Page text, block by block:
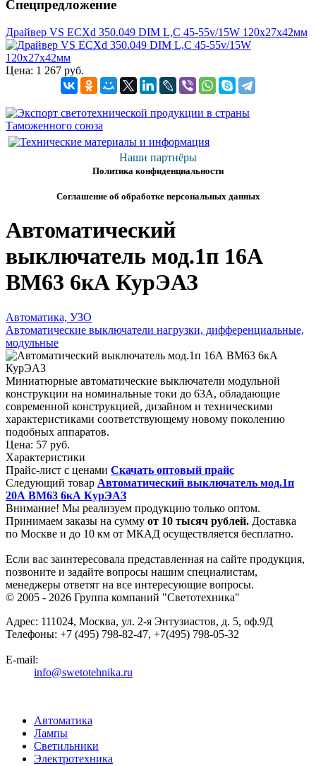
Спецпредложение
Драйвер VS ECXd 350.049 DIM L,C 45-55v/15W 120x27x42мм
Цена: 1 267 руб.
Наши партнёры
Политика конфиденциальности
Соглашение об обработке персональных данных
Автоматический
выключатель мод.1п 16А
ВМ63 6кА КурЭАЗ
Автоматика, УЗО
Автоматические выключатели нагрузки, дифференциальные,
модульные
Миниатюрные автоматические выключатели модульной
конструкции на номинальные токи до 63А, обладающие
современной конструкцией, дизайном и техническими
характеристиками соответствующему новому поколению
подобных аппаратов.
Цена: 57 руб.
Характеристики
Прайс-лист с ценами Скачать оптовый прайс
Следующий товар Автоматический выключатель мод.1п
20А ВМ63 6кА КурЭАЗ
Внимание! Мы реализуем продукцию только оптом.
Принимаем заказы на сумму от 10 тысяч рублей. Доставка
по Москве и до 10 км от МКАД осуществляется бесплатно.
Если вас заинтересовала представленная на сайте продукция,
позвоните и задайте вопросы нашим специалистам,
менеджеры ответят на все интересующие вопросы.
© 2005 - 2026 Группа компаний "Светотехника"
Адрес: 111024, Москва, ул. 2-я Энтузиастов, д. 5, оф.9Д
Телефоны: +7 (495) 798-82-47, +7(495) 798-05-32
E-mail:
info@swetotehnika.ru
Автоматика
Лампы
Светильники
Электротехника